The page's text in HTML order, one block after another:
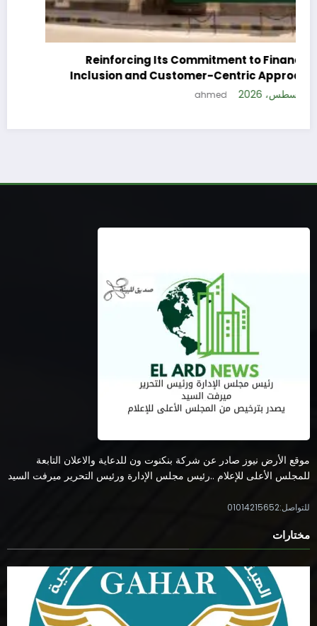
Reinforcing Its Commitment to Financial
Inclusion and Customer-Centric Approach
4 أغسطس، 2026 ahmed
موقع الأرض نيوز صادر عن شركة بنكنوت ون للدعاية والاعلان التابعة
للمجلس الأعلى للإعلام ..رئيس مجلس الإدارة ورئيس التحرير ميرفت السيد
للتواصل:01014215652
مختارات